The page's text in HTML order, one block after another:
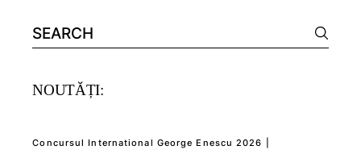
Search
for:
NOUTĂȚI:
Concursul International George Enescu 2026 |